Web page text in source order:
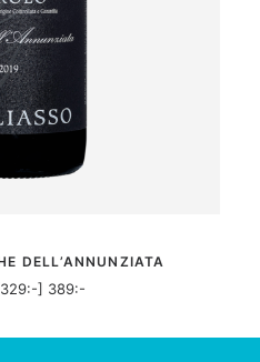
DELL’ANNUNZIATA
] 389:-